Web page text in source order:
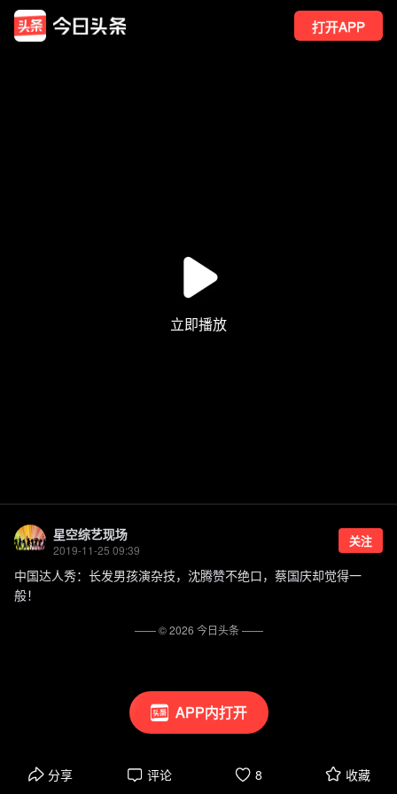
打开APP
APP内打开
星空综艺现场
2019-11-25 09:39
关注
中国达人秀：长发男孩演杂技，沈腾赞不绝口，蔡国庆却觉得一
般！
分享 评论 8 收藏
—— ©2026 今日头条——